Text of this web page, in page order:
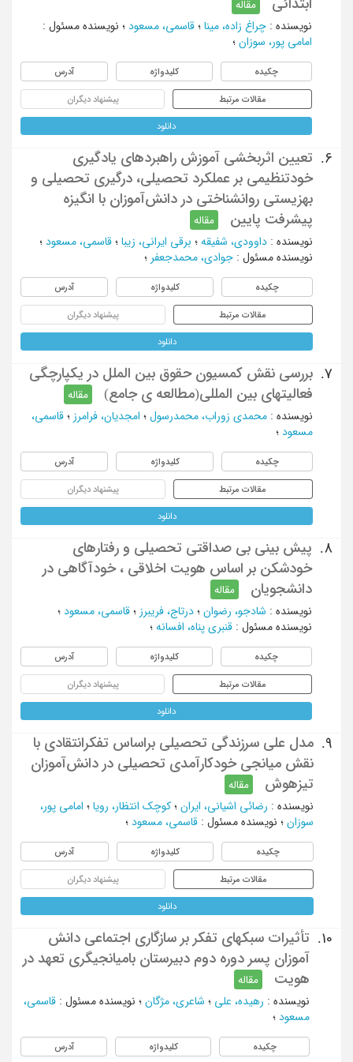
ابتدائی
مقاله
نویسنده : چراغ زاده، مینا ؛ قاسمی، مسعود ؛ نویسنده مسئول :
امامی پور، سوزان ؛
چکیده کلیدواژه آدرس
مقالات مرتبط پیشنهاد دیگران
دانلود
6.
تعیین اثربخشی آموزش راهبردهای یادگیری
خودتنظیمی بر عملکرد تحصیلی، درگیری تحصیلی و
بهزیستی روانشناختی در دانش‌آموزان با انگیزه
پیشرفت پایین
مقاله
نویسنده : داوودی، شفیقه ؛ برقی ایرانی، زیبا ؛ قاسمی، مسعود ؛
نویسنده مسئول : جوادی، محمدجعفر ؛
چکیده کلیدواژه آدرس
مقالات مرتبط پیشنهاد دیگران
دانلود
7.
بررسی نقش کمسیون حقوق بین الملل در یکپارچگی
فعالیتهای بین المللی(مطالعه ی جامع)
مقاله
نویسنده : محمدی زوراب، محمدرسول ؛ امجدیان، فرامرز ؛ قاسمی،
مسعود ؛
چکیده کلیدواژه آدرس
مقالات مرتبط پیشنهاد دیگران
دانلود
8.
پیش بینی بی صداقتی تحصیلی و رفتارهای
خودشکن بر اساس هویت اخلاقی ، خودآگاهی در
دانشجویان
مقاله
نویسنده : شادجو، رضوان ؛ درتاج، فریبرز ؛ قاسمی، مسعود ؛
نویسنده مسئول : قنبری پناه، افسانه ؛
چکیده کلیدواژه آدرس
مقالات مرتبط پیشنهاد دیگران
دانلود
9.
مدل علی سرزندگی تحصیلی براساس تفکرانتقادی با
نقش میانجی خودکارآمدی تحصیلی در دانش‌آموزان
تیزهوش
مقاله
نویسنده : رضائی اشیانی، ایران ؛ کوچک انتظار، رویا ؛ امامی پور،
سوزان ؛ نویسنده مسئول : قاسمی، مسعود ؛
چکیده کلیدواژه آدرس
مقالات مرتبط پیشنهاد دیگران
دانلود
10.
تأثیرات سبکهای تفکر بر سازگاری اجتماعی دانش
آموزان پسر دوره دوم دبیرستان بامیانجیگری تعهد در
هویت
مقاله
نویسنده : رهیده، علی ؛ شاعری، مژگان ؛ نویسنده مسئول : قاسمی،
مسعود ؛
چکیده کلیدواژه آدرس